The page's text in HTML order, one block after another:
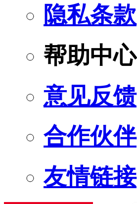
隐私条款
帮助中心
意见反馈
合作伙伴
友情链接